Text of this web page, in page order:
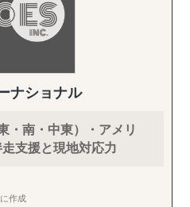
ナショナル
・南・中東）・アメリ
支援と現地対応力
作成